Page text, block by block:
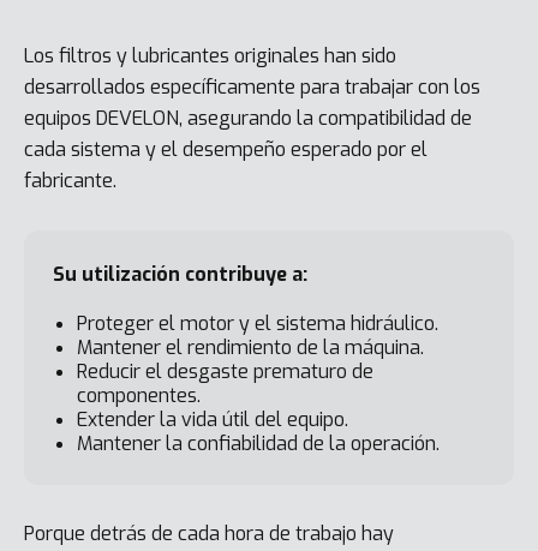
Los filtros y lubricantes originales han sido
desarrollados específicamente para trabajar con los
equipos DEVELON, asegurando la compatibilidad de
cada sistema y el desempeño esperado por el
fabricante.
Su utilización contribuye a:
Proteger el motor y el sistema hidráulico.
Mantener el rendimiento de la máquina.
Reducir el desgaste prematuro de
componentes.
Extender la vida útil del equipo.
Mantener la confiabilidad de la operación.
Porque detrás de cada hora de trabajo hay